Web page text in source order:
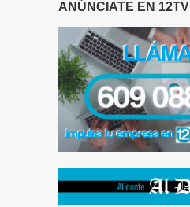
ANÚNCIATE EN 12TV